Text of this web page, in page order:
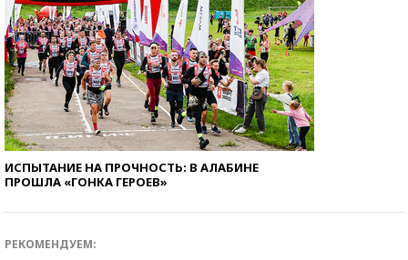
ИСПЫТАНИЕ НА ПРОЧНОСТЬ: В АЛАБИНЕ
ПРОШЛА «ГОНКА ГЕРОЕВ»
РЕКОМЕНДУЕМ: